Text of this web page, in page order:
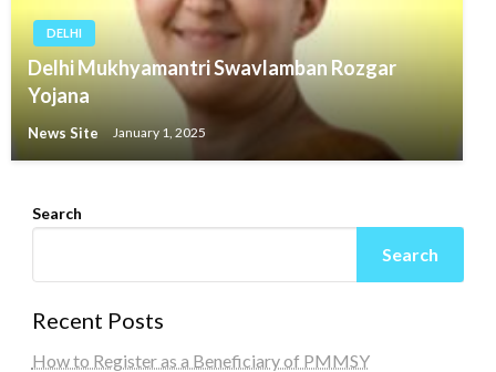
DELHI
Delhi Mukhyamantri Swavlamban Rozgar
Yojana
News Site January 1, 2025
Search
Search
Recent Posts
How to Register as a Beneficiary of PMMSY